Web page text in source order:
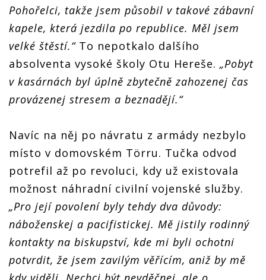
Pohořelci, takže jsem působil v takové zábavní
kapele, která jezdila po republice. Měl jsem
velké štěstí.“To nepotkalo dalšího
absolventa vysoké školy Otu Hereše. „Pobyt
v kasárnách byl úplně zbytečně zahozenej čas
provázenej stresem a beznadějí.“
Navíc na něj po návratu z armády nezbylo
místo v domovském Törru. Tučka odvod
potrefil až po revoluci, kdy už existovala
možnost náhradní civilní vojenské služby.
„Pro její povolení byly tehdy dva důvody:
náboženskej a pacifistickej. Mě jistily rodinný
kontakty na biskupství, kde mi byli ochotni
potvrdit, že jsem zavilým věřícím, aniž by mě